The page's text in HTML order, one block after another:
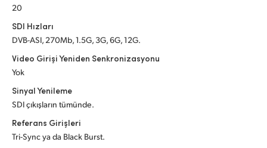
Singapore
Spain
Sweden
20
SDI Hızları
DVB-ASI, 270Mb, 1.5G, 3G, 6G, 12G.
Video Girişi Yeniden Senkronizasyonu
Yok
Sinyal Yenileme
SDI çıkışların tümünde.
Referans Girişleri
Tri-Sync ya da Black Burst.